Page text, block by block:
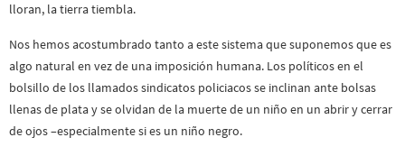
lloran, la tierra tiembla.
Nos hemos acostumbrado tanto a este sistema que suponemos que es
algo natural en vez de una imposición humana. Los políticos en el
bolsillo de los llamados sindicatos policiacos se inclinan ante bolsas
llenas de plata y se olvidan de la muerte de un niño en un abrir y cerrar
de ojos –especialmente si es un niño negro.